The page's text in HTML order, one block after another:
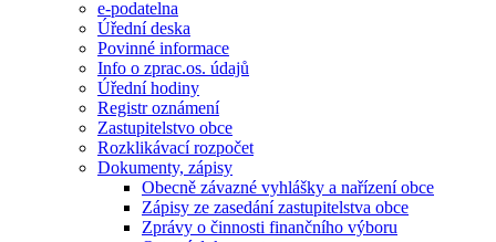
e-podatelna
Úřední deska
Povinné informace
Info o zprac.os. údajů
Úřední hodiny
Registr oznámení
Zastupitelstvo obce
Rozklikávací rozpočet
Dokumenty, zápisy
Obecně závazné vyhlášky a nařízení obce
Zápisy ze zasedání zastupitelstva obce
Zprávy o činnosti finančního výboru